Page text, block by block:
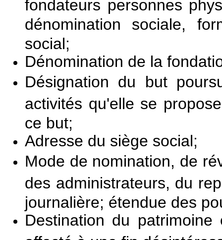
fondateurs personnes
dénomination sociale,
social;
Dénomination de la
Désignation du but
activités qu'elle se
ce but;
Adresse du siège social;
Mode de nomination, de
des administrateurs, du
journalière; étendue des
Destination du